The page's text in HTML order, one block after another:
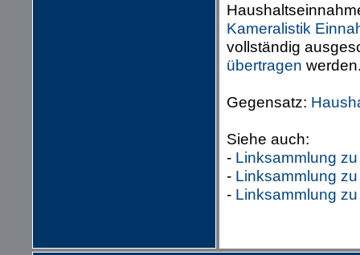
Kameralistik
vollständig
übertragen
Gegensatz:
Siehe auch:
- Linksammlung
- Linksammlung
- Linksammlung